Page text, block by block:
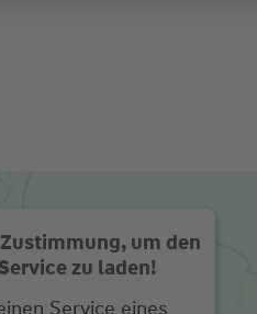
um den
zu laden!